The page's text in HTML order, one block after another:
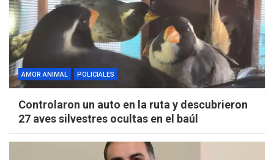
AMOR ANIMAL POLICIALES
Controlaron un auto en la ruta y descubrieron
27 aves silvestres ocultas en el baúl